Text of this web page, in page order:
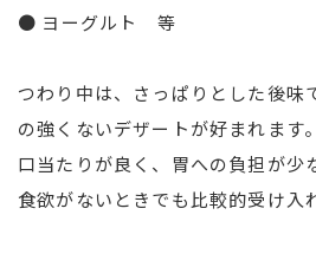
● ヨーグルト 等
つわり中は、さっぱりとした後味
の強くないデザートが好まれます
口当たりが良く、胃への負担が少
食欲がないときでも比較的受け入